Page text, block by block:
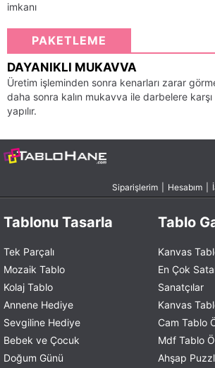
imkanı
PAKETLEME
DAYANIKLI MUKAVVA
Üretim işleminden sonra kenarları zarar
daha sonra kalın mukavva ile darbelere karşı
yapılır.
Siparişlerim Hesabım
Tablonu Tasarla
Tek Parçalı
Mozaik Tablo
Kolaj Tablo
Annene Hediye
Sevgiline Hediye
Bebek ve Çocuk
Doğum Günü
Tablo
Kanvas
En Çok
Sanatçılar
Kanvas
Cam Tablo
Mdf Tablo
Ahşap